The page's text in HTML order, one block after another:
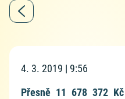
4. 3. 2019 | 9:56
Přesně 11 678 372